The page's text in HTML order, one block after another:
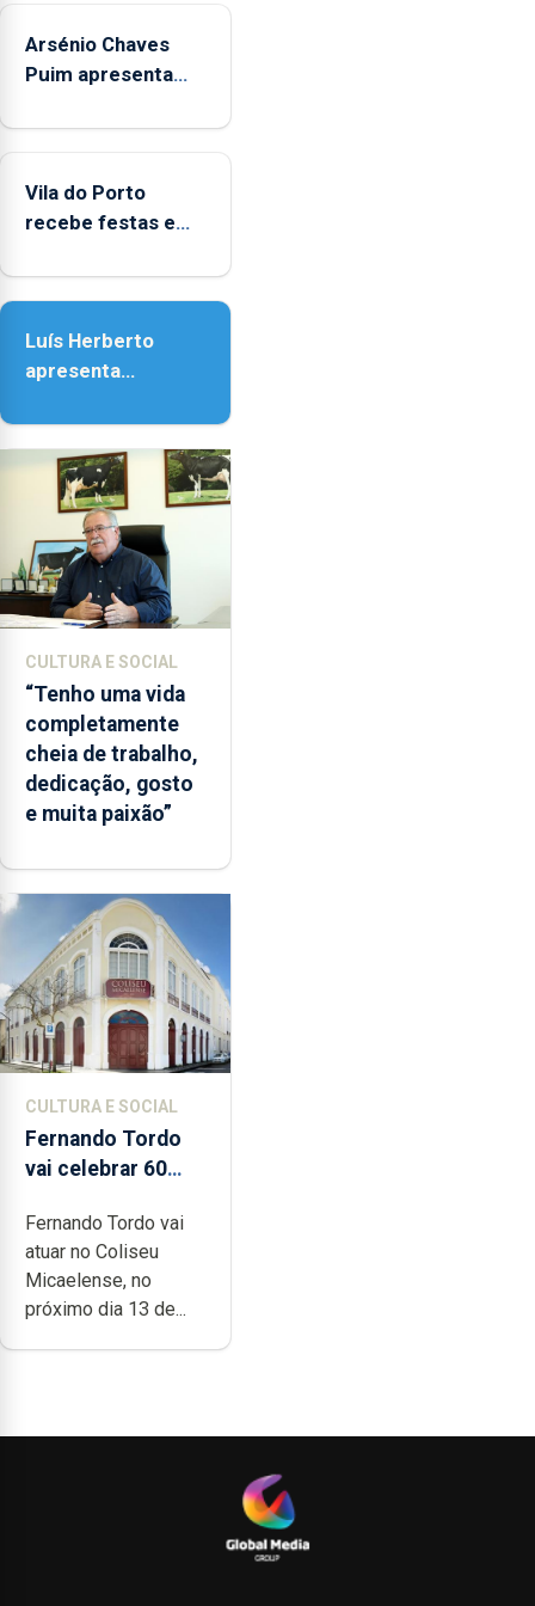
durante
o
de
entre
as
e
as
18h00.
Arsénio Chaves
Puim apresenta
de Vila do Porto
Vila do Porto
recebe festas em
Senhora da
Luís Herberto
apresenta
Paisagem’
CULTURA E SOCIAL
“Tenho uma vida
completamente
cheia de trabalho,
dedicação, gosto
e muita paixão”
CULTURA E SOCIAL
Fernando Tordo
vai celebrar 60
no Coliseu
Micaelense
Fernando Tordo vai
atuar no Coliseu
Micaelense, no
próximo dia 13 de...